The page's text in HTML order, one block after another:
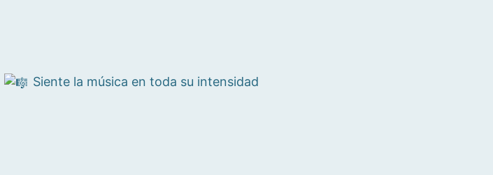
Siente la música en toda su intensidad